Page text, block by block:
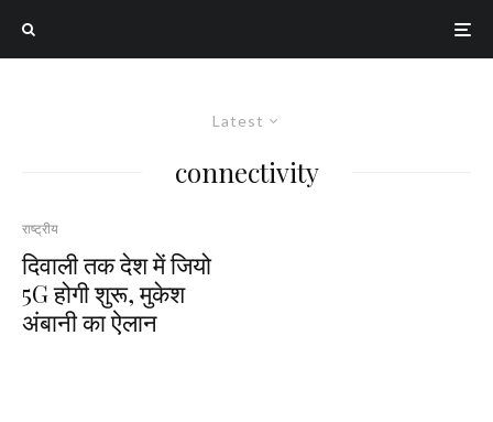
Latest
connectivity
राष्ट्रीय
दिवाली तक देश में जियो
5G होगी शुरू, मुकेश
अंबानी का ऐलान